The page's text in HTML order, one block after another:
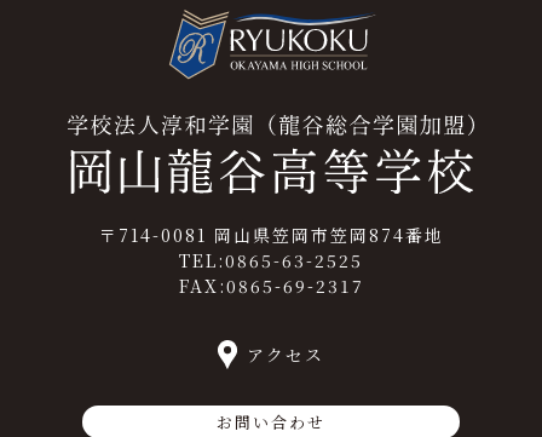
〒714-0081 岡山県笠岡市笠岡874番地
TEL:0865-63-2525
FAX:0865-69-2317
アクセス
お問い合わせ